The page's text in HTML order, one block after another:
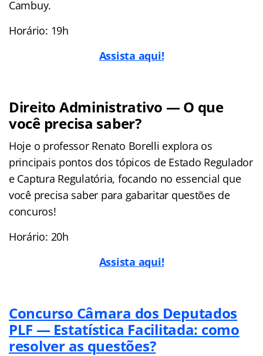
Cambuy.
Horário: 19h
Assista aqui!
Direito Administrativo — O que
você precisa saber?
Hoje o professor Renato Borelli explora os
principais pontos dos tópicos de Estado Regulador
e Captura Regulatória, focando no essencial que
você precisa saber para gabaritar questões de
concuros!
Horário: 20h
Assista aqui!
Concurso Câmara dos Deputados
PLF — Estatística Facilitada: como
resolver as questões?